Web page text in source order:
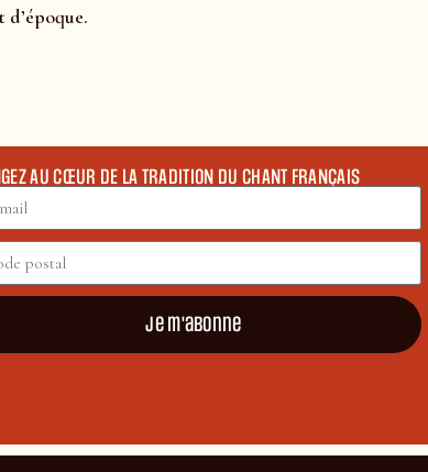
AU CŒUR DE LA TRADITION DU CHANT FRANÇAIS
Je m'abonne